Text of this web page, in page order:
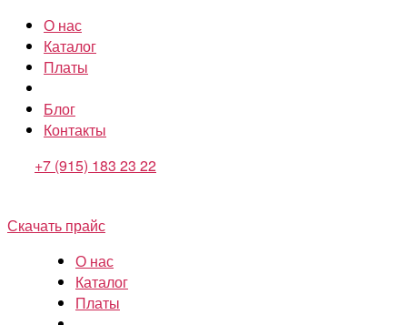
О нас
Каталог
Платы
Блог
Контакты
+7 (915) 183 23 22
Скачать прайс
О нас
Каталог
Платы